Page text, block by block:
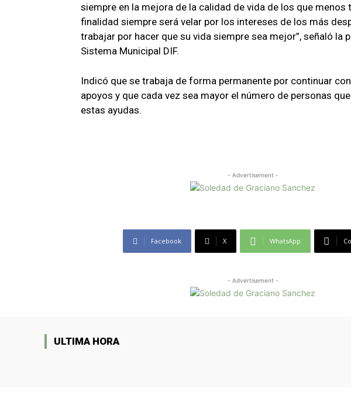
siempre en la mejora de la calidad de vida de los que menos
finalidad siempre será velar por los intereses de los más
trabajar por hacer que su vida siempre sea mejor”, señaló la
Sistema Municipal DIF.
Indicó que se trabaja de forma permanente por continuar
apoyos y que cada vez sea mayor el número de personas
estas ayudas.
- Advertisement -
Facebook X WhatsApp
- Advertisement -
ULTIMA HORA